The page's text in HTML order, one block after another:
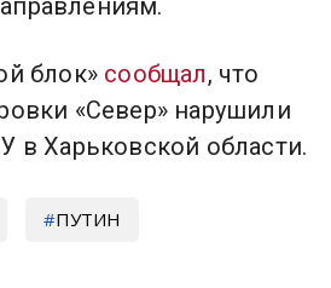
блок» сообщал, что
«Север» нарушили
в Харьковской области.
ПУТИН